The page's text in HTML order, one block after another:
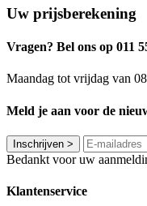
Uw prijsberekening
Vragen? Bel ons op 011
Maandag tot vrijdag van
Meld je aan voor de
Inschrijven >
Bedankt voor uw
Klantenservice